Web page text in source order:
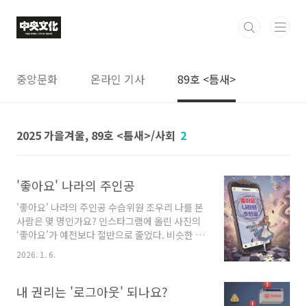
중앙문화 온라인 기사 89호 <틈새>
2025 가을겨울, 89호 <틈새>/사회 2
'좋아요' 나라의 주인공
'좋아요' 나라의 주인공 수습위원 조우리 나를 본
사람은 몇 명인가요? 인스타그램에 올린 사진의
‘좋아요’가 예전보다 절반으로 줄었다. 비슷한 장
소, 비슷한 각도, 똑같은 필터로 찍은 사진을 올렸
는데도 받은 ‘좋아요’ 숫자가 눈에 띄게 줄어들었
속 내 자신을 바라보는 나는 알 수 없는 불안으로
2026. 1. 6.
내 권리는 '로그아웃' 되나요?